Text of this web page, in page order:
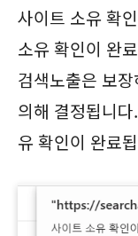
사이트 소유 확
소유 확인이 완
검색노출은 보
의해 결정됩니
유 확인이 완료